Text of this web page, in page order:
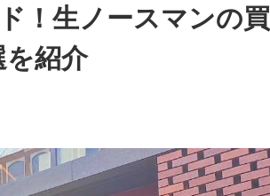
！生ノースマンの買
紹介